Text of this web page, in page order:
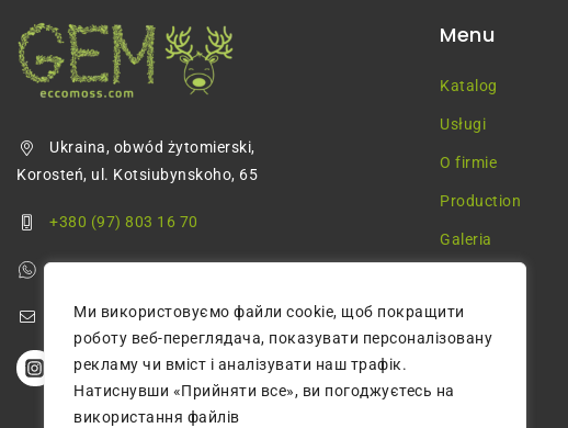
Ми використовуємо файли cookie, щоб покращити
роботу веб-переглядача, показувати персоналізовану
рекламу чи вміст і аналізувати наш трафік.
Натиснувши «Прийняти все», ви погоджуєтесь на
використання файлів
Ukraina, obwód żytomierski,
Korosteń, ul. Kotsiubynskoho, 65
+380 (97) 803 16 70
greenmossecco@gmail.com
Menu
Katalog
Usługi
O firmie
Production
Galeria